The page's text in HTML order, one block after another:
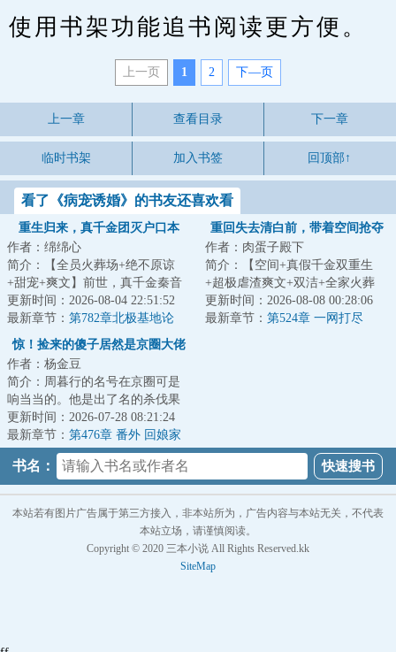
使用书架功能追书阅读更方便。
上一页 1 2 下—页
上一章 查看目录 下一章
临时书架 加入书签 回顶部↑
看了《病宠诱婚》的书友还喜欢看
重生归来，真千金团灭户口本
作者：绵绵心
简介：【全员火葬场+绝不原谅
+甜宠+爽文】前世，真千金秦音
认亲回家后拼命讨好付出，渴求
亲情，临死前全...
更新时间：2026-08-04 22:51:52
最新章节： 第782章北极基地论
坛，崔游安有个人密码
重回失去清白前，带着空间抢夺
江山
作者：肉蛋子殿下
简介：【空间+真假千金双重生
+超极虐渣爽文+双洁+全家火葬
场】&lt;br/&gt;【白切黑、貌美绝
伦贵女+禁欲、...
更新时间：2026-08-08 00:28:06
最新章节： 第524章 一网打尽
惊！捡来的傻子居然是京圈大佬
作者：杨金豆
简介：周暮行的名号在京圈可是
响当当的。他是出了名的杀伐果
断，腹黑无情，在一众兄弟里
面，优秀到让人望...
更新时间：2026-07-28 08:21:24
最新章节： 第476章 番外 回娘家
书名：
本站若有图片广告属于第三方接入，非本站所为，广告内容与本站无关，不代表
本站立场，请谨慎阅读。
Copyright © 2020 三本小说 All Rights Reserved.kk
SiteMap